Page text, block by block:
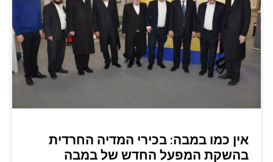
אין כמו במבה: בכירי המדיה החרדית
בהשקת המפעל החדש של במבה